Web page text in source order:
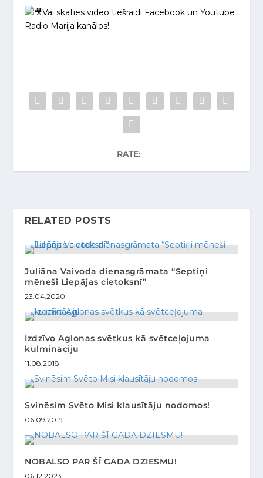
Vai skaties video tiešraidi Facebook un Youtube
Radio Marija kanālos!
RATE:
RELATED POSTS
Juliāna Vaivoda dienasgrāmata “Septiņi
mēneši Liepājas cietoksnī”
23.04.2020
Izdzīvo Aglonas svētkus kā svētceļojuma
kulmināciju
11.08.2018
Svinēsim Svēto Misi klausītāju nodomos!
06.09.2019
NOBALSO PAR ŠĪ GADA DZIESMU!
06.12.2023